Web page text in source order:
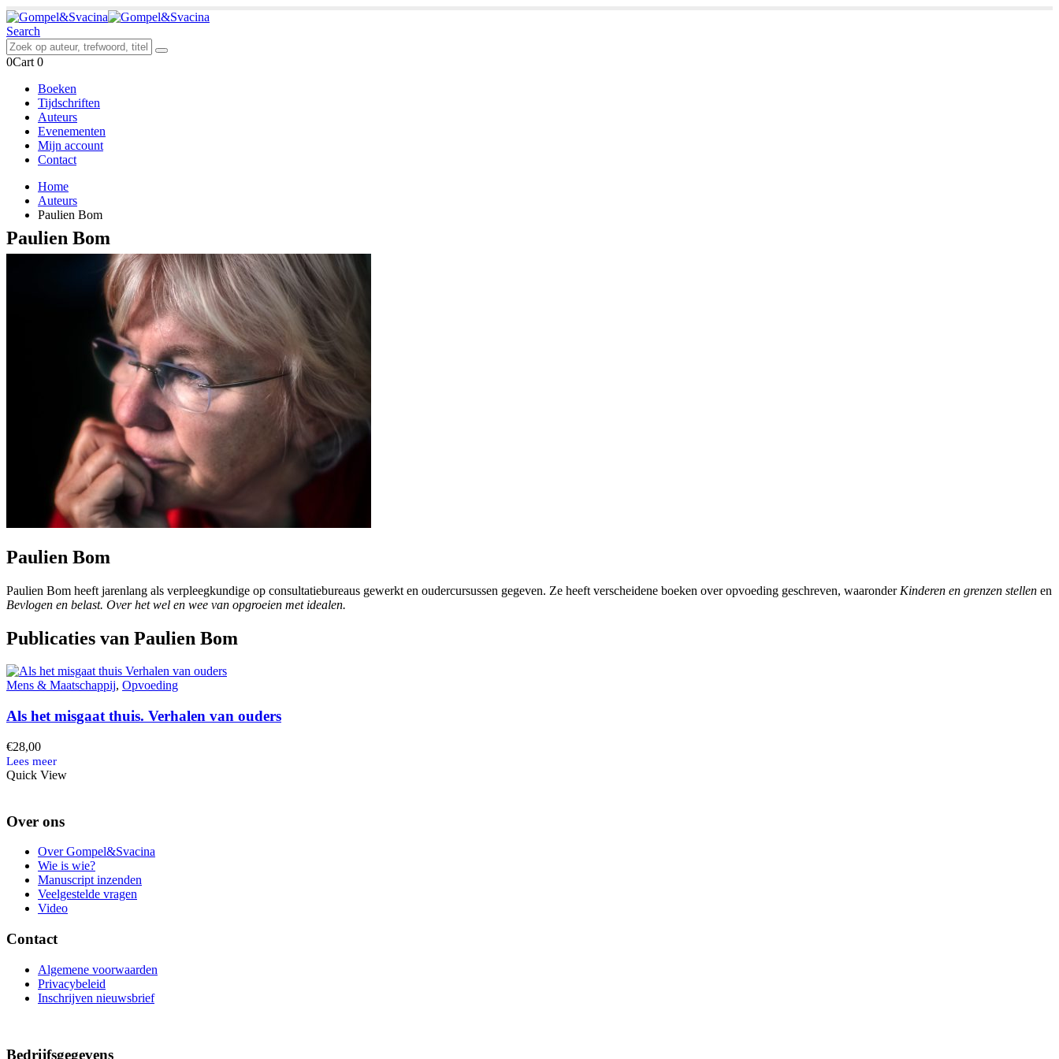
Search
0Cart 0
Boeken
Tijdschriften
Auteurs
Evenementen
Mijn account
Contact
Home
Auteurs
Paulien Bom
Paulien Bom
Paulien Bom
Paulien Bom heeft jarenlang als verpleegkundige op consultatiebureaus gewerkt en oudercursussen gegeven. Ze heeft verscheidene boeken over opvoeding geschreven, waaronder Kinderen en grenzen stellen en
Bevlogen en belast. Over het wel en wee van opgroeien met idealen.
Publicaties van Paulien Bom
Mens & Maatschappij, Opvoeding
Als het misgaat thuis. Verhalen van ouders
€28,00
Quick View
Over ons
Over Gompel&Svacina
Wie is wie?
Manuscript inzenden
Veelgestelde vragen
Video
Contact
Algemene voorwaarden
Privacybeleid
Inschrijven nieuwsbrief
Bedrijfsgegevens